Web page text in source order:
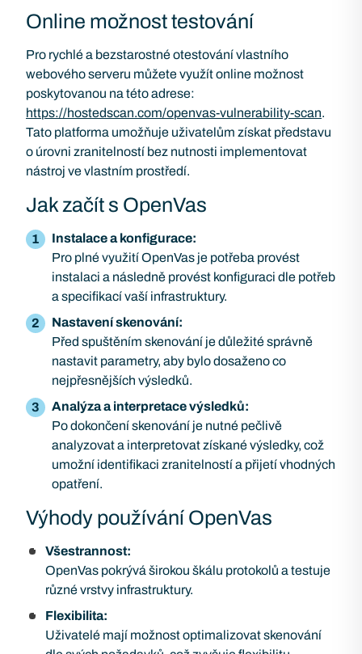
Online možnost testování
Pro rychlé a bezstarostné otestování vlastního
webového serveru můžete využít online možnost
poskytovanou na této adrese:
https://hostedscan.com/openvas-vulnerability-scan.
Tato platforma umožňuje uživatelům získat představu
o úrovni zranitelností bez nutnosti implementovat
nástroj ve vlastním prostředí.
Jak začít s OpenVas
Instalace a konfigurace:
Pro plné využití OpenVas je potřeba provést
instalaci a následně provést konfiguraci dle potřeb
a specifikací vaší infrastruktury.
Nastavení skenování:
Před spuštěním skenování je důležité správně
nastavit parametry, aby bylo dosaženo co
nejpřesnějších výsledků.
Analýza a interpretace výsledků:
Po dokončení skenování je nutné pečlivě
analyzovat a interpretovat získané výsledky, což
umožní identifikaci zranitelností a přijetí vhodných
opatření.
Výhody používání OpenVas
Všestrannost:
OpenVas pokrývá širokou škálu protokolů a testuje
různé vrstvy infrastruktury.
Flexibilita:
Uživatelé mají možnost optimalizovat skenování